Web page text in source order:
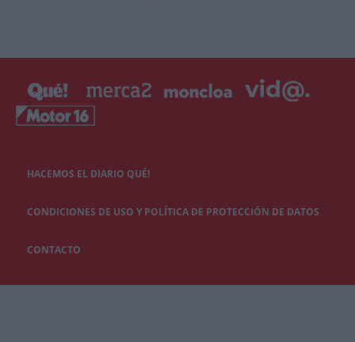
HACEMOS EL DIARIO QUÉ!
CONDICIONES DE USO Y POLÍTICA DE PROTECCIÓN DE DATOS
CONTACTO